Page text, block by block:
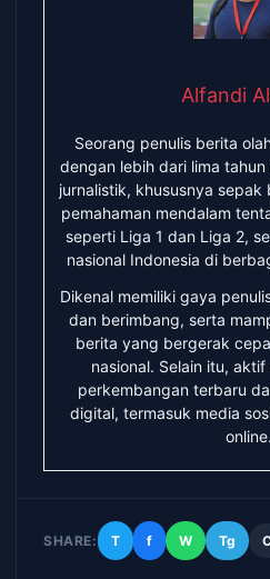
Alfandi
Seorang penulis berita
dengan lebih dari lima
jurnalistik, khususnya sepak
pemahaman mendalam
seperti Liga 1 dan Liga 2,
nasional Indonesia di
Dikenal memiliki gaya
dan berimbang, serta
berita yang bergerak
nasional. Selain itu,
perkembangan terbaru
digital, termasuk media
online.
SHARE: T f W Tg